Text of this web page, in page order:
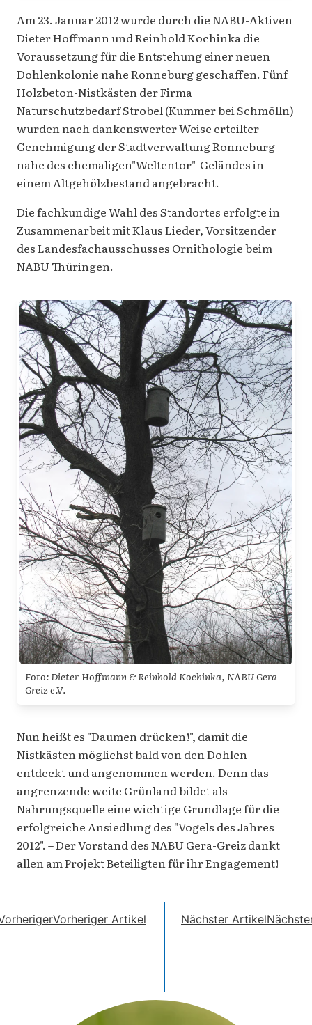
Am 23. Januar 2012 wurde durch die NABU-Aktiven
Dieter Hoffmann und Reinhold Kochinka die
Voraussetzung für die Entstehung einer neuen
Dohlenkolonie nahe Ronneburg geschaffen. Fünf
Holzbeton-Nistkästen der Firma
Naturschutzbedarf Strobel (Kummer bei Schmölln)
wurden nach dankenswerter Weise erteilter
Genehmigung der Stadtverwaltung Ronneburg
nahe des ehemaligen"Weltentor"-Geländes in
einem Altgehölzbestand angebracht.
Die fachkundige Wahl des Standortes erfolgte in
Zusammenarbeit mit Klaus Lieder, Vorsitzender
des Landesfachausschusses Ornithologie beim
NABU Thüringen.
Foto: Dieter Hoffmann & Reinhold Kochinka, NABU Gera-
Greiz e.V.
Nun heißt es "Daumen drücken!", damit die
Nistkästen möglichst bald von den Dohlen
entdeckt und angenommen werden. Denn das
angrenzende weite Grünland bildet als
Nahrungsquelle eine wichtige Grundlage für die
erfolgreiche Ansiedlung des "Vogels des Jahres
2012". – Der Vorstand des NABU Gera-Greiz dankt
allen am Projekt Beteiligten für ihr Engagement!
Vorheriger Artikel Nächster Artikel